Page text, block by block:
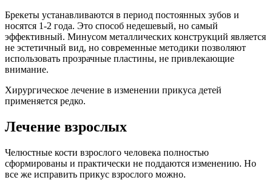
Брекеты устанавливаются в период постоянных зубов и
носятся 1-2 года. Это способ недешевый, но самый
эффективный. Минусом металлических конструкций является
не эстетичный вид, но современные методики позволяют
использовать прозрачные пластины, не привлекающие
внимание.
Хирургическое лечение в изменении прикуса детей
применяется редко.
Лечение взрослых
Челюстные кости взрослого человека полностью
сформированы и практически не поддаются изменению. Но
все же исправить прикус взрослого можно.